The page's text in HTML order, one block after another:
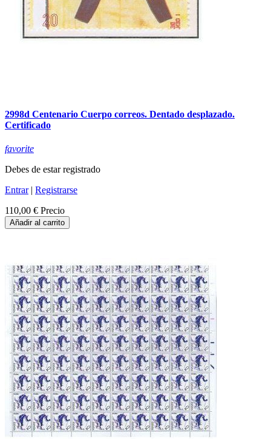
2998d Centenario Cuerpo correos. Dentado desplazado.
Certificado
favorite
Debes de estar registrado
Entrar| Registrarse
110,00 € Precio
Añadir al carrito